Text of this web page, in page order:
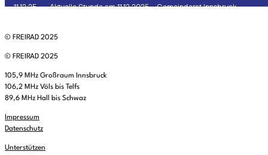
© FREIRAD 2025
© FREIRAD 2025
105,9 MHz Großraum Innsbruck
106,2 MHz Völs bis Telfs
89,6 MHz Hall bis Schwaz
Impressum
Datenschutz
Unterstützen